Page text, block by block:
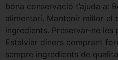
bona conservació t’ajuda a:
alimentari. Mantenir millor el
ingredients. Preservar-ne
Estalviar diners comprant
sempre ingredients de